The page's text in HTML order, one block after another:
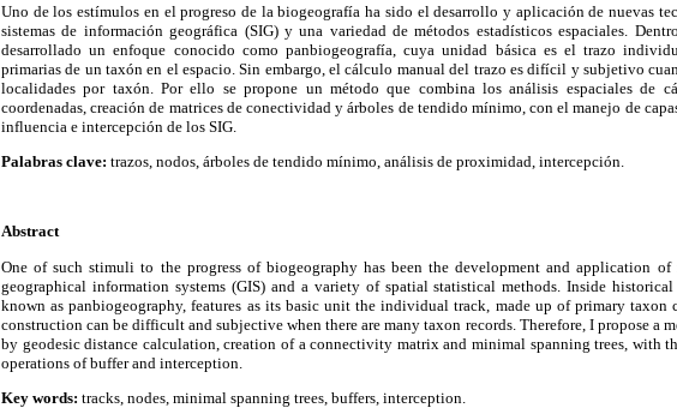
Uno de los estímulos en el progreso de la biogeografía ha sido el desarrollo y aplicación de nuevas
sistemas de información geográfica (SIG) y una variedad de métodos estadísticos espaciales.
desarrollado un enfoque conocido como panbiogeografía, cuya unidad básica es el trazo
primarias de un taxón en el espacio. Sin embargo, el cálculo manual del trazo es difícil y subjetivo
localidades por taxón. Por ello se propone un método que combina los análisis espaciales de
coordenadas, creación de matrices de conectividad y árboles de tendido mínimo, con el manejo de
influencia e intercepción de los SIG.
Palabras clave: trazos, nodos, árboles de tendido mínimo, análisis de proximidad, intercepción.
Abstract
One of such stimuli to the progress of biogeography has been the development and application of
geographical information systems (GIS) and a variety of spatial statistical methods. Inside
known as panbiogeography, features as its basic unit the individual track, made up of primary taxon
construction can be difficult and subjective when there are many taxon records. Therefore, I propose a
by geodesic distance calculation, creation of a connectivity matrix and minimal spanning trees, with
operations of buffer and interception.
Key words: tracks, nodes, minimal spanning trees, buffers, interception.